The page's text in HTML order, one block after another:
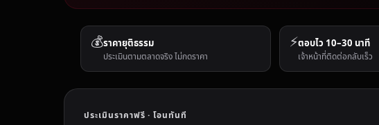
💰ราคายุติธรรม
ประเมินตามตลาดจริง ไม่กดราคา
⚡ตอบไว 10–30 นาที
เจ้าหน้าที่ติดต่อกลับเร็ว
ประเมินราคาฟรี · โอนทันที